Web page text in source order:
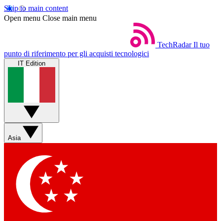
Skip to main content
Open menu Close main menu
TechRadar Il tuo
punto di riferimento per gli acquisti tecnologici
IT Edition
Asia